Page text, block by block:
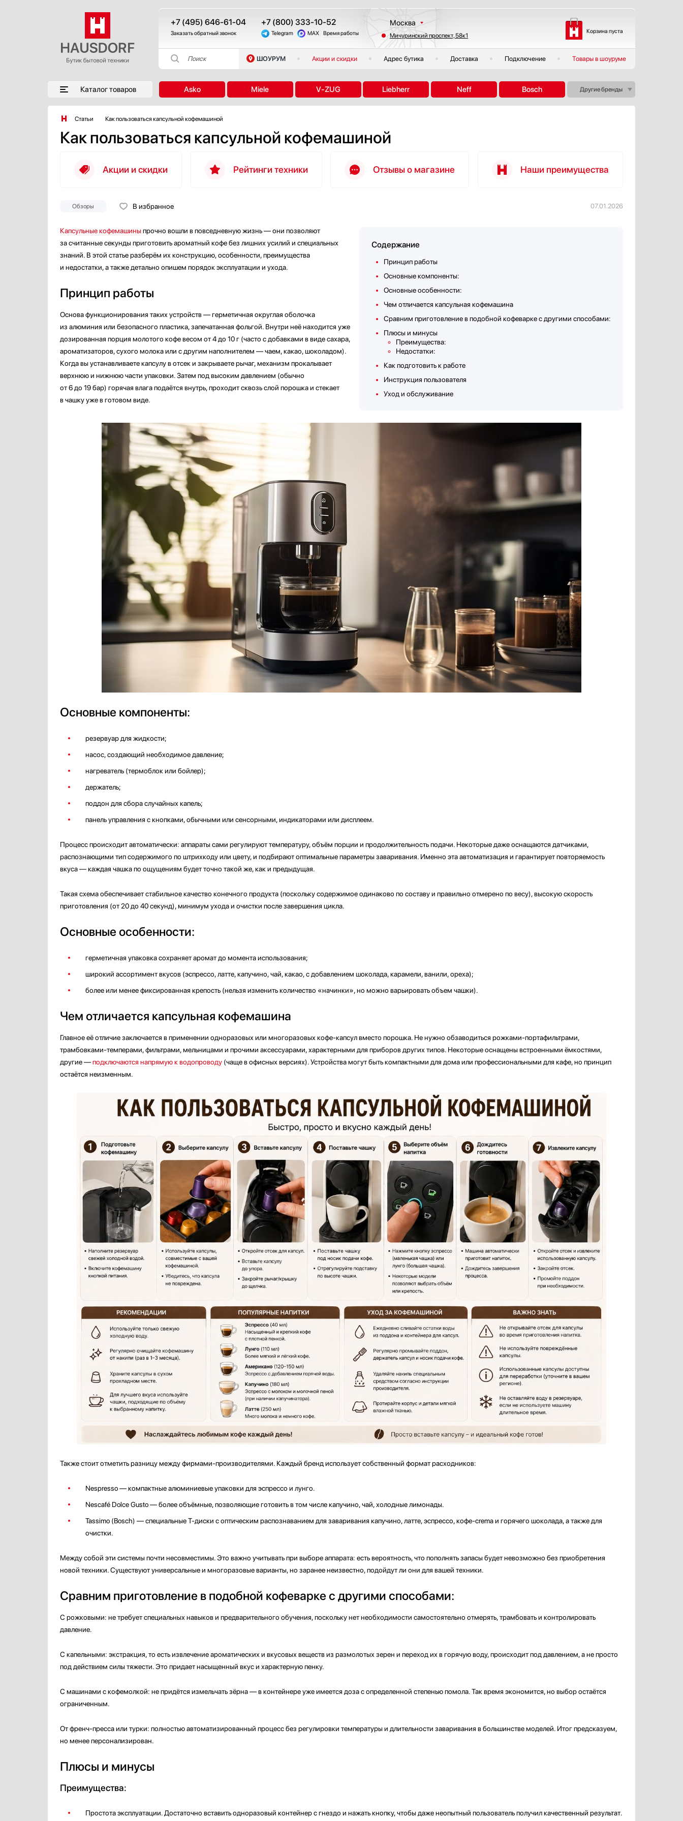
+7 (495) 646-61-04
Заказать обратный звонок
+7 (800) 333-10-52
Telegram MAX Время работы
Москва
Санкт-Петербург
Казань
Екатеринбург
Другие регионы
Мичуринский проспект, 58к1
Корзина пуста
Поиск ШОУРУМ Акции и скидки Адрес бутика Доставка Подключение Товары в шоуруме
Каталог товаров Asko Miele V-ZUG Liebherr Neff Bosch Другие бренды
Статьи Как пользоваться капсульной кофемашиной
Как пользоваться капсульной кофемашиной
Акции и скидки Рейтинги техники Отзывы о магазине Наши преимущества
Обзоры В избранное 07.01.2026
Содержание
Принцип работы
Основные компоненты:
Основные особенности:
Чем отличается капсульная кофемашина
Сравним приготовление в подобной кофеварке с другими способами:
Плюсы и минусы
Преимущества:
Недостатки:
Как подготовить к работе
Инструкция пользователя
Уход и обслуживание
Капсульные кофемашины прочно вошли в повседневную жизнь — они позволяют
за считанные секунды приготовить ароматный кофе без лишних усилий и специальных
знаний. В этой статье разберём их конструкцию, особенности, преимущества
и недостатки, а также детально опишем порядок эксплуатации и ухода.
Принцип работы
Основа функционирования таких устройств — герметичная округлая оболочка
из алюминия или безопасного пластика, запечатанная фольгой. Внутри неё находится уже
дозированная порция молотого кофе весом от 4 до 10 г (часто с добавками в виде сахара,
ароматизаторов, сухого молока или с другим наполнителем — чаем, какао, шоколадом).
Когда вы устанавливаете капсулу в отсек и закрываете рычаг, механизм прокалывает
верхнюю и нижнюю части упаковки. Затем под высоким давлением (обычно
от 6 до 19 бар) горячая влага подаётся внутрь, проходит сквозь слой порошка и стекает
в чашку уже в готовом виде.
Основные компоненты:
резервуар для жидкости;
насос, создающий необходимое давление;
нагреватель (термоблок или бойлер);
держатель;
поддон для сбора случайных капель;
панель управления с кнопками, обычными или сенсорными, индикаторами или дисплеем.
Процесс происходит автоматически: аппараты сами регулируют температуру, объём порции и продолжительность подачи. Некоторые даже оснащаются датчиками,
распознающими тип содержимого по штрихкоду или цвету, и подбирают оптимальные параметры заваривания. Именно эта автоматизация и гарантирует повторяемость
вкуса — каждая чашка по ощущениям будет точно такой же, как и предыдущая.
Такая схема обеспечивает стабильное качество конечного продукта (поскольку содержимое одинаково по составу и правильно отмерено по весу), высокую скорость
приготовления (от 20 до 40 секунд), минимум ухода и очистки после завершения цикла.
Основные особенности:
герметичная упаковка сохраняет аромат до момента использования;
широкий ассортимент вкусов (эспрессо, латте, капучино, чай, какао, с добавлением шоколада, карамели, ванили, ореха);
более или менее фиксированная крепость (нельзя изменить количество «начинки», но можно варьировать объем чашки).
Чем отличается капсульная кофемашина
Главное её отличие заключается в применении одноразовых или многоразовых кофе-капсул вместо порошка. Не нужно обзаводиться рожками-портафильтрами,
трамбовками-темперами, фильтрами, мельницами и прочими аксессуарами, характерными для приборов других типов. Некоторые оснащены встроенными ёмкостями,
другие —подключаются напрямую к водопроводу (чаще в офисных версиях). Устройства могут быть компактными для дома или профессиональными для кафе, но принцип
остаётся неизменным.
Также стоит отметить разницу между фирмами-производителями. Каждый бренд использует собственный формат расходников:
Nespresso — компактные алюминиевые упаковки для эспрессо и лунго.
Nescafé Dolce Gusto — более объёмные, позволяющие готовить в том числе капучино, чай, холодные лимонады.
Tassimo (Bosch) — специальные Т-диски с оптическим распознаванием для заваривания капучино, латте, эспрессо, кофе-crema и горячего шоколада, а также для
очистки.
Между собой эти системы почти несовместимы. Это важно учитывать при выборе аппарата: есть вероятность, что пополнять запасы будет невозможно без приобретения
новой техники. Существуют универсальные и многоразовые варианты, но заранее неизвестно, подойдут ли они для вашей техники.
Сравним приготовление в подобной кофеварке с другими способами:
С рожковыми: не требует специальных навыков и предварительного обучения, поскольку нет необходимости самостоятельно отмерять, трамбовать и контролировать
давление.
С капельными: экстракция, то есть извлечение ароматических и вкусовых веществ из размолотых зерен и переход их в горячую воду, происходит под давлением, а не просто
под действием силы тяжести. Это придает насыщенный вкус и характерную пенку.
С машинами с кофемолкой: не придётся измельчать зёрна — в контейнере уже имеется доза с определенной степенью помола. Так время экономится, но выбор остаётся
ограниченным.
От френч‑пресса или турки: полностью автоматизированный процесс без регулировки температуры и длительности заваривания в большинстве моделей. Итог предсказуем,
но менее персонализирован.
Плюсы и минусы
Преимущества:
Простота эксплуатации. Достаточно вставить одноразовый контейнер с гнездо и нажать кнопку, чтобы даже неопытный пользователь получил качественный результат.